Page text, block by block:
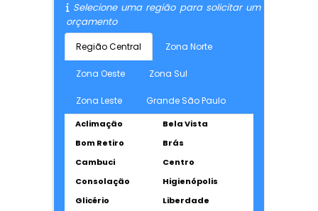
Selecione uma região para solicitar um
orçamento
Região Central Zona Norte
Zona Oeste Zona Sul
Zona Leste Grande São Paulo
Aclimação
Bela Vista
Bom Retiro
Brás
Cambuci
Centro
Consolação
Higienópolis
Glicério
Liberdade